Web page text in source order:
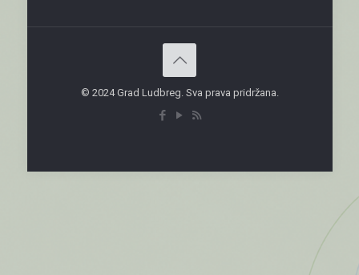
© 2024 Grad Ludbreg. Sva prava pridržana.